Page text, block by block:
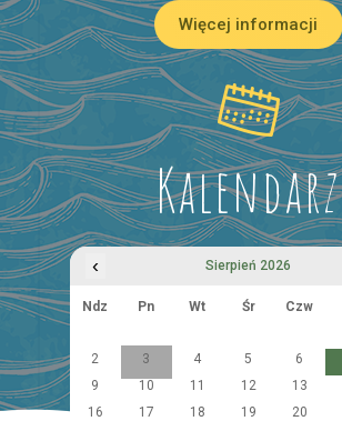
Więcej informacji
Kalendarz
‹ Sierpień 2026
Ndz Pn Wt Śr Czw
2
3 4 5 6
9
10 11 12 13
16
17 18 19 20